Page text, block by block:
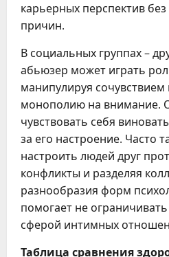
карьерных перспектив
причин.
В социальных группах –
абьюзер может играть
манипулируя сочувствием
монополию на внимание.
чувствовать себя
за его настроение. Часто
настроить людей друг
конфликты и разделяя
разнообразия форм
помогает не
сферой интимных
Таблица сравнения